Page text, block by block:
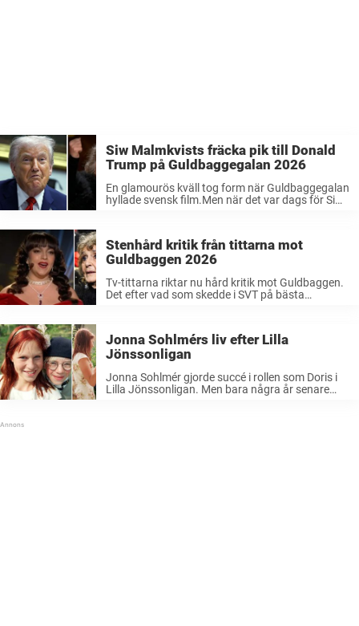
Siw Malmkvists fräcka pik till Donald
Trump på Guldbaggegalan 2026
En glamourös kväll tog form när Guldbaggegalan
hyllade svensk film.Men när det var dags för Siw
Stenhård kritik från tittarna mot
Guldbaggen 2026
Tv-tittarna riktar nu hård kritik mot Guldbaggen.
Det efter vad som skedde i SVT på bästa
samarbete med SVT ...
Jonna Sohlmérs liv efter Lilla
Jönssonligan
Jonna Sohlmér gjorde succé i rollen som Doris i
Lilla Jönssonligan. Men bara några år senare